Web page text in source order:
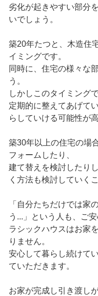
劣化が起きやすい部分
いでしょう。
築20年たつと、木造住
イミングです。
同時に、住宅の様々な
う。
しかしこのタイミング
定期的に整えてあげて
らしていける可能性が
築30年以上の住宅の場
フォームしたり、
建て替えを検討したり
く方法も検討していく
「自分たちだけでは家
う...」という人も、ご安
ラシックハウスはお家
りません。
安心して暮らし続けて
ていただきます。
お家が完成し引き渡し